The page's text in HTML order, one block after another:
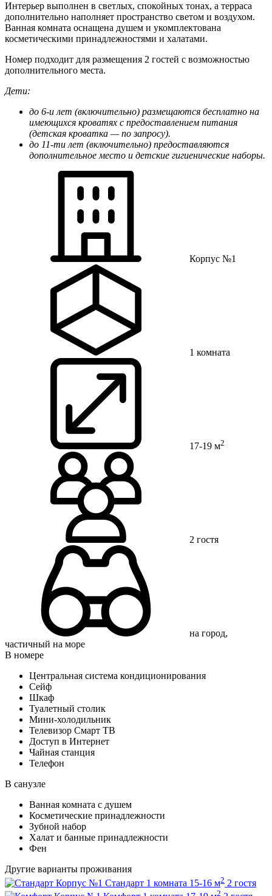
Интерьер выполнен в светлых, спокойных тонах, а терраса
дополнительно наполняет пространство светом и воздухом.
Ванная комната оснащена душем и укомплектована
косметическими принадлежностями и халатами.
Номер подходит для размещения 2 гостей с возможностью
дополнительного места.
Дети:
до 6-и лет (включительно) размещаются бесплатно на
имеющихся кроватях с предоставлением питания
(детская кроватка — по запросу).
до 11-ти лет (включительно) предоставляются
дополнительное место и детские гигиенические наборы.
Корпус №1
1 комната
17-19 м2
2 гостя
на город,
частичный на море
В номере
Центральная система кондиционирования
Сейф
Шкаф
Туалетный столик
Мини-холодильник
Телевизор Смарт ТВ
Доступ в Интернет
Чайная станция
Телефон
В санузле
Ванная комната с душем
Косметические принадлежности
Зубной набор
Халат и банные принадлежности
Фен
Другие варианты проживания
Корпус №1 Стандарт 1 комната 15-16 м2 2 гостя
2